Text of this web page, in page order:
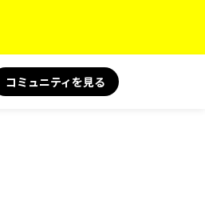
コミュニティを見る